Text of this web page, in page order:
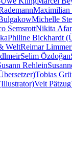
Maximilian
Michelle
SemsrottNikita
Philine Bickhardt
WeltReimar Limmer
Selim Özdoğan
Rehlein
Tobias
Veit Pätzug